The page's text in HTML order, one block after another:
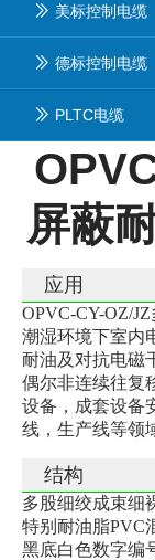
美标控制电缆
德标控制电缆
PLTC电缆
屏蔽
应用
OPVC-CY-OZ/
潮湿环境下室内
耐油及对抗电磁
偶尔非连续往复
设备，成套设备
线，生产线等领
结构
多股细绞成束细
特别耐油脂PVC
黑底白色数字编